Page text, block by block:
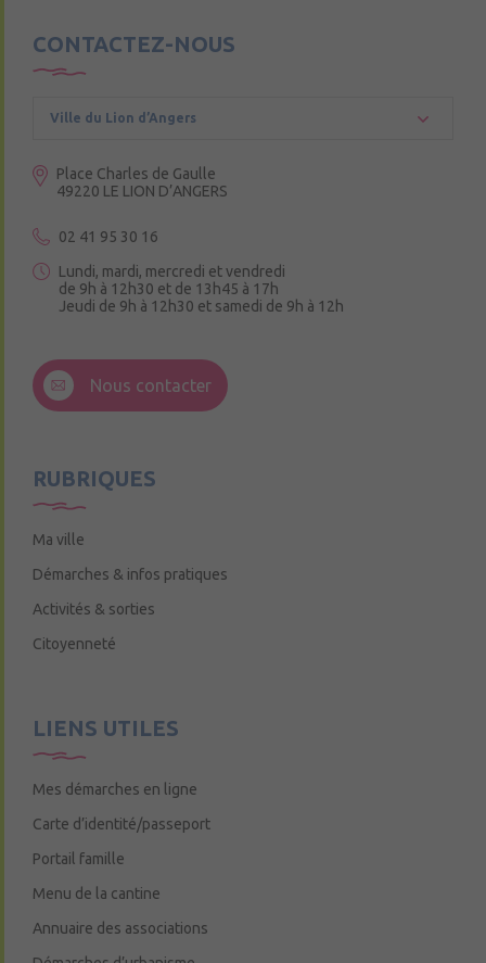
CONTACTEZ-NOUS
Ville du Lion d’Angers
Place Charles de Gaulle
49220 LE LION D’ANGERS
02 41 95 30 16
Lundi, mardi, mercredi et vendredi
de 9h à 12h30 et de 13h45 à 17h
Jeudi de 9h à 12h30 et samedi de 9h à 12h
49220 Andigné
Nous contacter
RUBRIQUES
Ma ville
Démarches & infos pratiques
Activités & sorties
Citoyenneté
LIENS UTILES
Mes démarches en ligne
Carte d’identité/passeport
Portail famille
Menu de la cantine
Annuaire des associations